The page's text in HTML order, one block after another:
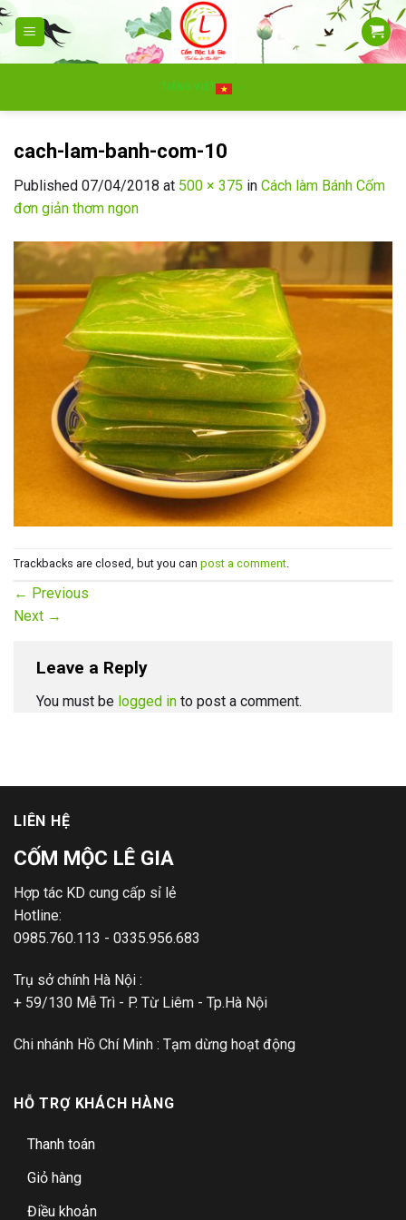
Skip
to
TIẾNG VIỆT
cach-lam-banh-com-10
Published 07/04/2018 at 500 × 375 in Cách làm Bánh Cốm
đơn giản thơm ngon
Trackbacks are closed, but you can post a comment.
← Previous
Next →
Leave a Reply
You must be logged in to post a comment.
LIÊN HỆ
CỐM MỘC LÊ GIA
Hợp tác KD cung cấp sỉ lẻ
Hotline:
0985.760.113 - 0335.956.683
Trụ sở chính Hà Nội :
+ 59/130 Mễ Trì - P. Từ Liêm - Tp.Hà Nội
Chi nhánh Hồ Chí Minh : Tạm dừng hoạt động
HỖ TRỢ KHÁCH HÀNG
Thanh toán
Giỏ hàng
Điều khoản